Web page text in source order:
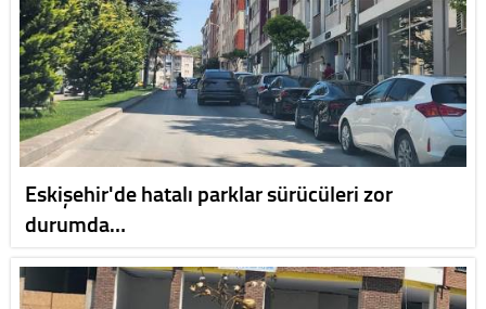
Eskişehir'de hatalı parklar sürücüleri zor
durumda…